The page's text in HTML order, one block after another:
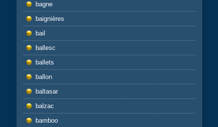
bagne
baignières
bail
ballesc
ballets
ballon
baltasar
balzac
bamboo